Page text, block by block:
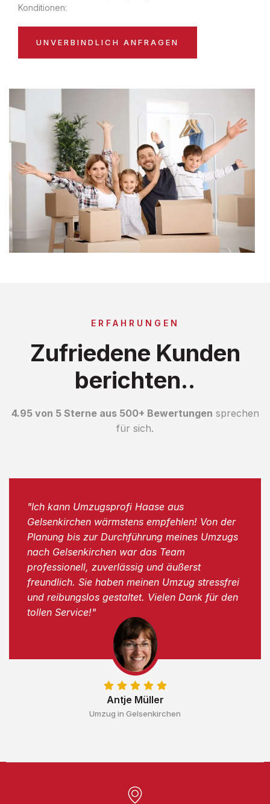
Konditionen:
UNVERBINDLICH ANFRAGEN
ERFAHRUNGEN
Zufriedene Kunden
berichten..
4.95 von 5 Sterne aus 500+ Bewertungen sprechen
für sich.
Antje Müller
Umzug in Gelsenkirchen
"Ich kann Umzugsprofi Haase aus
Gelsenkirchen wärmstens empfehlen! Von der
Planung bis zur Durchführung meines Umzugs
nach Gelsenkirchen war das Team
professionell, zuverlässig und äußerst
freundlich. Sie haben meinen Umzug stressfrei
und reibungslos gestaltet. Vielen Dank für den
tollen Service!"